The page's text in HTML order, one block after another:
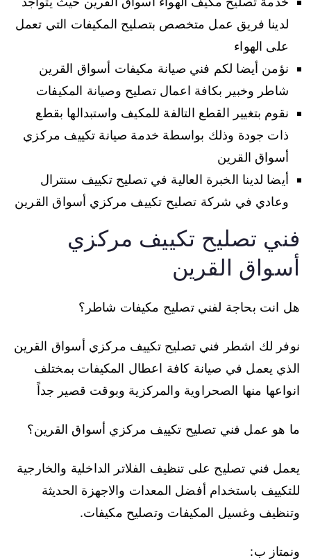
لدينا فريق عمل متخصص بتصليح المكيفات التي تعمل
على الهواء
نؤمن أيضا لكم فني صيانة مكيفات أسواق القرين
شاطر وخبير بكافة اعمال تصليح وصيانة المكيفات
نقوم بتغيير القطع التالفة للمكيف واستبدالها بقطع
ذات جودة وذلك بواسطة خدمة صيانة تكييف مركزي
أسواق القرين
أيضا لدينا الخبرة العالية في تصليح تكييف سنترال
وعادي في شركة تصليح تكييف مركزي أسواق القرين
فني تصليح تكييف مركزي
أسواق القرين
هل انت بحاجة لفني تصليح مكيفات شاطر؟
نوفر لك اشطر فني تصليح تكييف مركزي أسواق القرين
الذي يعمل في صيانة كافة اعطال المكيفات بمختلف
انواعها منها الصحراوية والمركزية وبوقت قصير جداً
ما هو عمل فني تصليح تكييف مركزي أسواق القرين؟
يعمل فني تصليح على تنظيف الفلاتر الداخلية والخارجية
للتكييف باستخدام أفضل المعدات والاجهزة الحديثة
وتنظيف وغسيل المكيفات وتصليح مكيفات.
ونمتاز ب: